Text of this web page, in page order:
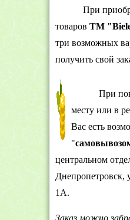
При
товаров ТМ
три возможных
получить свой
При
месту или в
Вас есть
"
центральном
Днепропетровск,
1А.
Заказ можно